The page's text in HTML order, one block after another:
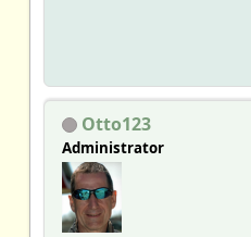
Otto123
Administrator